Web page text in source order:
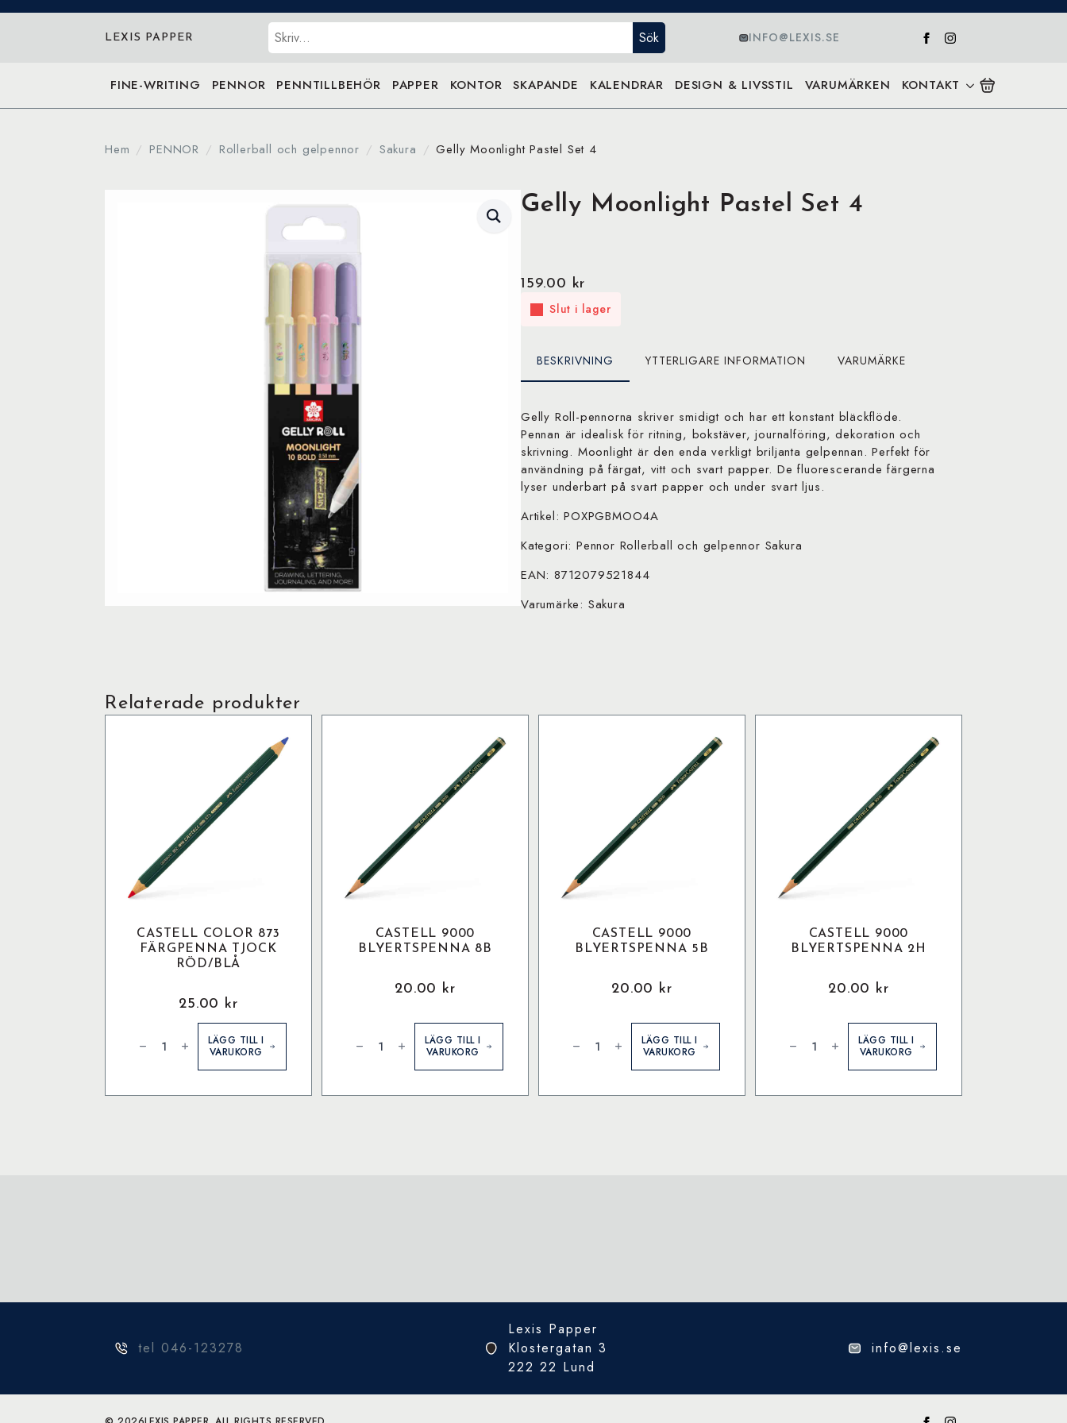
LEXIS PAPPER Sök Sök INFO@LEXIS.SE
FINE-WRITING PENNOR PENNTILLBEHÖR PAPPER KONTOR SKAPANDE KALENDRAR DESIGN & LIVSSTIL VARUMÄRKEN KONTAKT
Hem PENNOR Rollerball och gelpennor Sakura Gelly Moonlight Pastel Set 4
Gelly Moonlight Pastel Set 4
159.00 kr
Slut i lager
BESKRIVNING YTTERLIGARE INFORMATION VARUMÄRKE
Gelly Roll-pennorna skriver smidigt och har ett konstant bläckflöde.
Pennan är idealisk för ritning, bokstäver, journalföring, dekoration och
skrivning. Moonlight är den enda verkligt briljanta gelpennan. Perfekt för
användning på färgat, vitt och svart papper. De fluorescerande färgerna
lyser underbart på svart papper och under svart ljus.
Artikel: POXPGBMOO4A
Kategori: Pennor Rollerball och gelpennor Sakura
EAN: 8712079521844
Varumärke: Sakura
Relaterade produkter
CASTELL COLOR 873
FÄRGPENNA TJOCK
RÖD/BLÅ
25.00 kr
873
mängd
LÄGG TILL I
VARUKORG
CASTELL 9000
BLYERTSPENNA 8B
20.00 kr
Blyertspenna
LÄGG TILL I
VARUKORG
CASTELL 9000
BLYERTSPENNA 5B
20.00 kr
Blyertspenna
LÄGG TILL I
VARUKORG
CASTELL 9000
BLYERTSPENNA 2H
20.00 kr
Blyertspenna
LÄGG TILL I
VARUKORG
tel 046-123278
Lexis Papper
Klostergatan 3
222 22 Lund
info@lexis.se